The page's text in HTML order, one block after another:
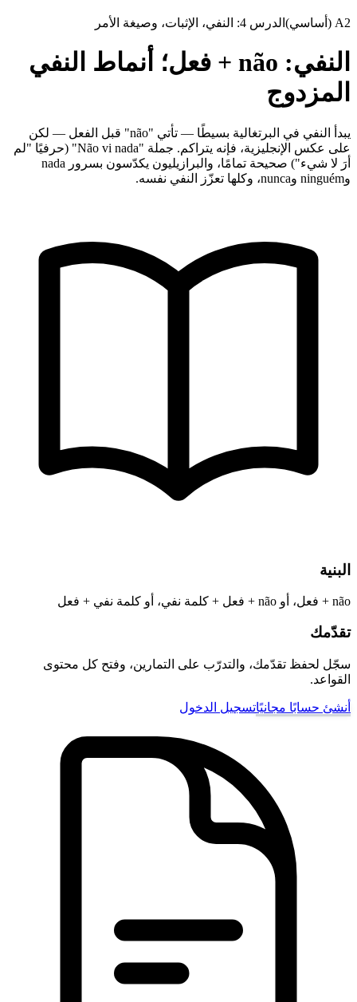
A2 (أساسي) الدرس 4: النفي، الإثبات، وصيغة الأمر
النفي: não + فعل؛ أنماط النفي
المزدوج
يبدأ النفي في البرتغالية بسيطًا — تأتي "não" قبل الفعل — لكن
على عكس الإنجليزية، فإنه يتراكم. جملة "Não vi nada" (حرفيًا "لم
أرَ لا شيء") صحيحة تمامًا، والبرازيليون يكدّسون بسرور nada
وninguém وnunca، وكلها تعزّز النفي نفسه.
البنية
não + فعل، أو não + فعل + كلمة نفي، أو كلمة نفي + فعل
تقدّمك
سجّل لحفظ تقدّمك، والتدرّب على التمارين، وفتح كل محتوى
القواعد.
أنشئ حسابًا مجانيًاتسجيل الدخول